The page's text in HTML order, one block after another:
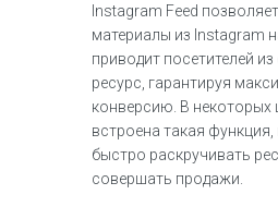
Instagram Feed
материалы из Instagram
приводит посетителей
ресурс, гарантируя
конверсию. В некоторых
встроена такая
быстро раскручивать
совершать продажи.